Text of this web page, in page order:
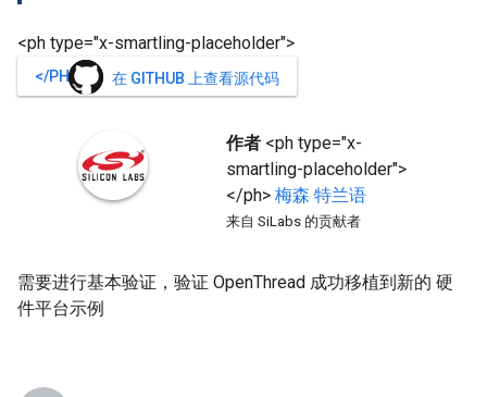
<ph type="x-smartling-placeholder">
</PH> 在 GITHUB 上查看源代码
作者<ph type="x-
smartling-placeholder">
</ph> 梅森 特兰语
来自 SiLabs 的贡献者
需要进行基本验证，验证 OpenThread 成功移植到新的 硬
件平台示例